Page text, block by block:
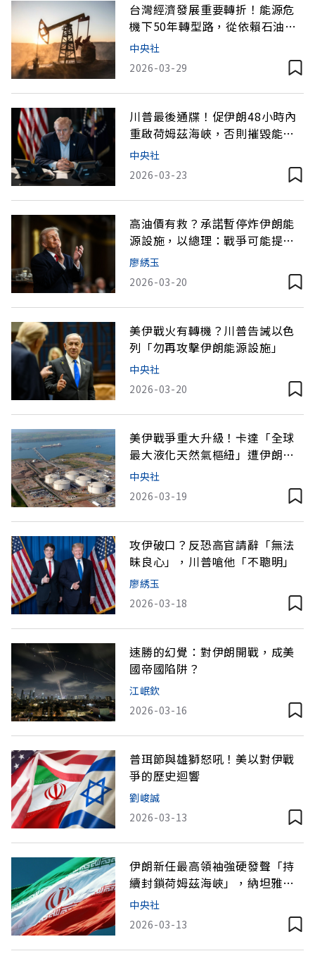
台灣經濟發展重要轉折！能源危
機下50年轉型路，從依賴石油到
AI一次看
中央社
2026-03-29
川普最後通牒！促伊朗48小時內
重啟荷姆茲海峽，否則摧毀能源
設施
中央社
2026-03-23
高油價有救？承諾暫停炸伊朗能
源設施，以總理：戰爭可能提前
結束
廖綉玉
2026-03-20
美伊戰火有轉機？川普告誡以色
列「勿再攻擊伊朗能源設施」
中央社
2026-03-20
美伊戰爭重大升級！卡達「全球
最大液化天然氣樞紐」遭伊朗攻
擊
中央社
2026-03-19
攻伊破口？反恐高官請辭「無法
昧良心」，川普嗆他「不聰明」
廖綉玉
2026-03-18
速勝的幻覺：對伊朗開戰，成美
國帝國陷阱？
江岷欽
2026-03-16
普珥節與雄獅怒吼！美以對伊戰
爭的歷史迴響
劉峻誠
2026-03-13
伊朗新任最高領袖強硬發聲「持
續封鎖荷姆茲海峽」，納坦雅
胡：不排除斬首行動
中央社
2026-03-13